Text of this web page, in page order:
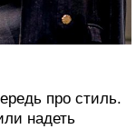
про стиль.
надеть